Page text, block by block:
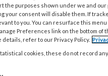
0
5
the purposes shown under we and
your consent will disable them. If
to you. You can resurface this
Preferences link on the bottom of
refer to our Privacy Policy.
cookies, these do not record